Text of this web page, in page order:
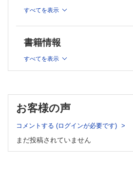
3. gRNAライブラリの複製【遊佐宏介】
5. 変異細胞ライブラリの作製とFitness
6. 選択圧によるスクリーニング【遊佐
7. ソーターを使ったスクリーニング【
9. MAGeCKを用いたgRNAカウントデ
遊佐宏介】
第3章 実践 応⽤プロトコール
1. 抗がん剤耐性・感受性因子の探索【
2. ウイルスの増殖にかかわる宿主遺伝
すべてを表示
書籍情報
すべてを表示
お客様の声
コメントする (ログインが必要です)
まだ投稿されていません